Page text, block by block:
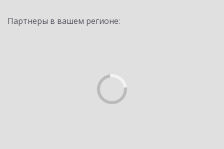
Партнеры в вашем регионе: